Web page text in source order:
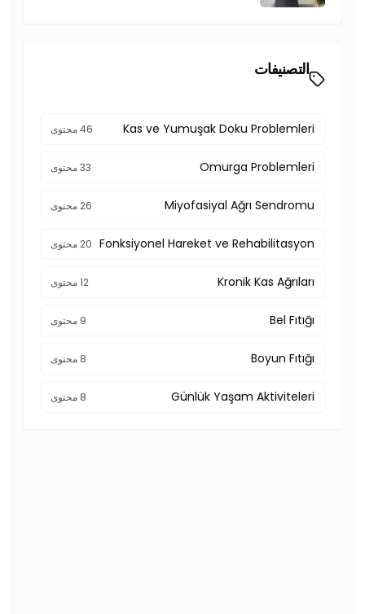
التصنيفات
Kas ve Yumuşak Doku Problemleri 46 محتوى
Omurga Problemleri 33 محتوى
Miyofasiyal Ağrı Sendromu 26 محتوى
Fonksiyonel Hareket ve Rehabilitasyon 20 محتوى
Kronik Kas Ağrıları 12 محتوى
Bel Fıtığı 9 محتوى
Boyun Fıtığı 8 محتوى
Günlük Yaşam Aktiviteleri 8 محتوى